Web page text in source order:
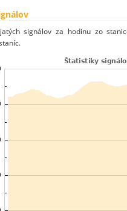
signálov za hodinu zo